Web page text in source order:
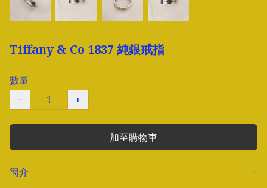
Tiffany & Co 1837 純銀戒指
數量
−
+
加至購物車
簡介
−